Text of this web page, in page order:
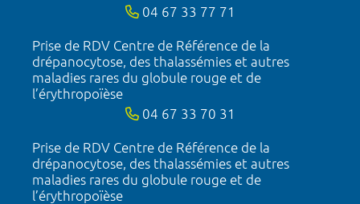
04 67 33 77 71
Prise de RDV Centre de Référence de la
drépanocytose, des thalassémies et autres
maladies rares du globule rouge et de
l’érythropoïèse
04 67 33 70 31
Prise de RDV Centre de Référence de la
drépanocytose, des thalassémies et autres
maladies rares du globule rouge et de
l’érythropoïèse